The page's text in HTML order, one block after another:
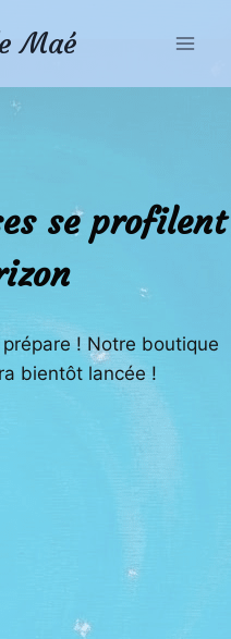
Maé
se profilent
prépare ! Notre boutique
bientôt lancée !